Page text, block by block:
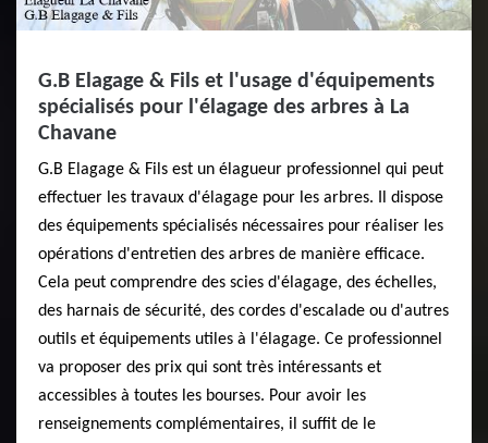
G.B Elagage & Fils et l'usage d'équipements
spécialisés pour l'élagage des arbres à La
Chavane
G.B Elagage & Fils est un élagueur professionnel qui peut
effectuer les travaux d'élagage pour les arbres. Il dispose
des équipements spécialisés nécessaires pour réaliser les
opérations d'entretien des arbres de manière efficace.
Cela peut comprendre des scies d'élagage, des échelles,
des harnais de sécurité, des cordes d'escalade ou d'autres
outils et équipements utiles à l'élagage. Ce professionnel
va proposer des prix qui sont très intéressants et
accessibles à toutes les bourses. Pour avoir les
renseignements complémentaires, il suffit de le